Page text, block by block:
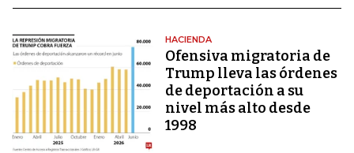
HACIENDA
Ofensiva migratoria de
Trump lleva las órdenes
de deportación a su
nivel más alto desde
1998